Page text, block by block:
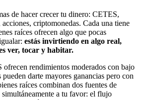
de hacer crecer tu dinero: CETES,
criptomonedas. Cada una tiene
raíces ofrecen algo que pocas
estás invirtiendo en algo real,
ver, tocar y habitar.
rendimientos moderados con bajo
darte mayores ganancias pero con
raíces combinan dos fuentes de
simultáneamente a tu favor: el flujo